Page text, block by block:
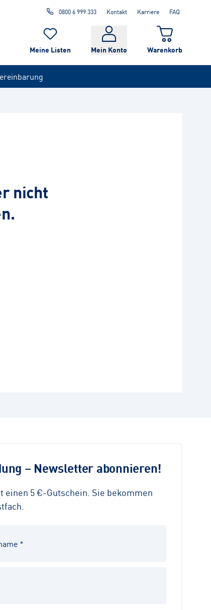
0800 6 999 333 Kontakt Karriere FAQ
Meine Listen Mein Konto Warenkorb
nicht
– Newsletter abonnieren!
5 €-Gutschein. Sie bekommen